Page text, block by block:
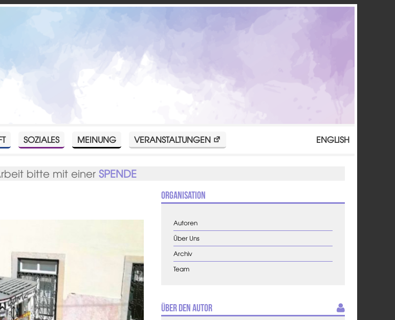
SOZIALES MEINUNG VERANSTALTUNGEN ENGLISH
bitte mit einerSPENDE
Organisation
Autoren
Über Uns
Archiv
Team
Über den Autor